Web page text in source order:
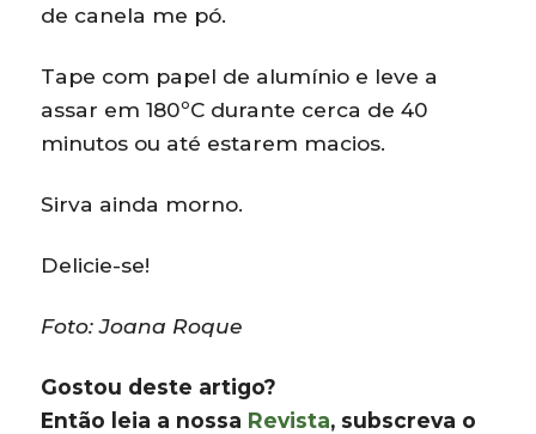
de canela me pó.
Tape com papel de alumínio e leve a
assar em 180ºC durante cerca de 40
minutos ou até estarem macios.
Sirva ainda morno.
Delicie-se!
Foto: Joana Roque
Gostou deste artigo?
Então leia a nossa Revista, subscreva o